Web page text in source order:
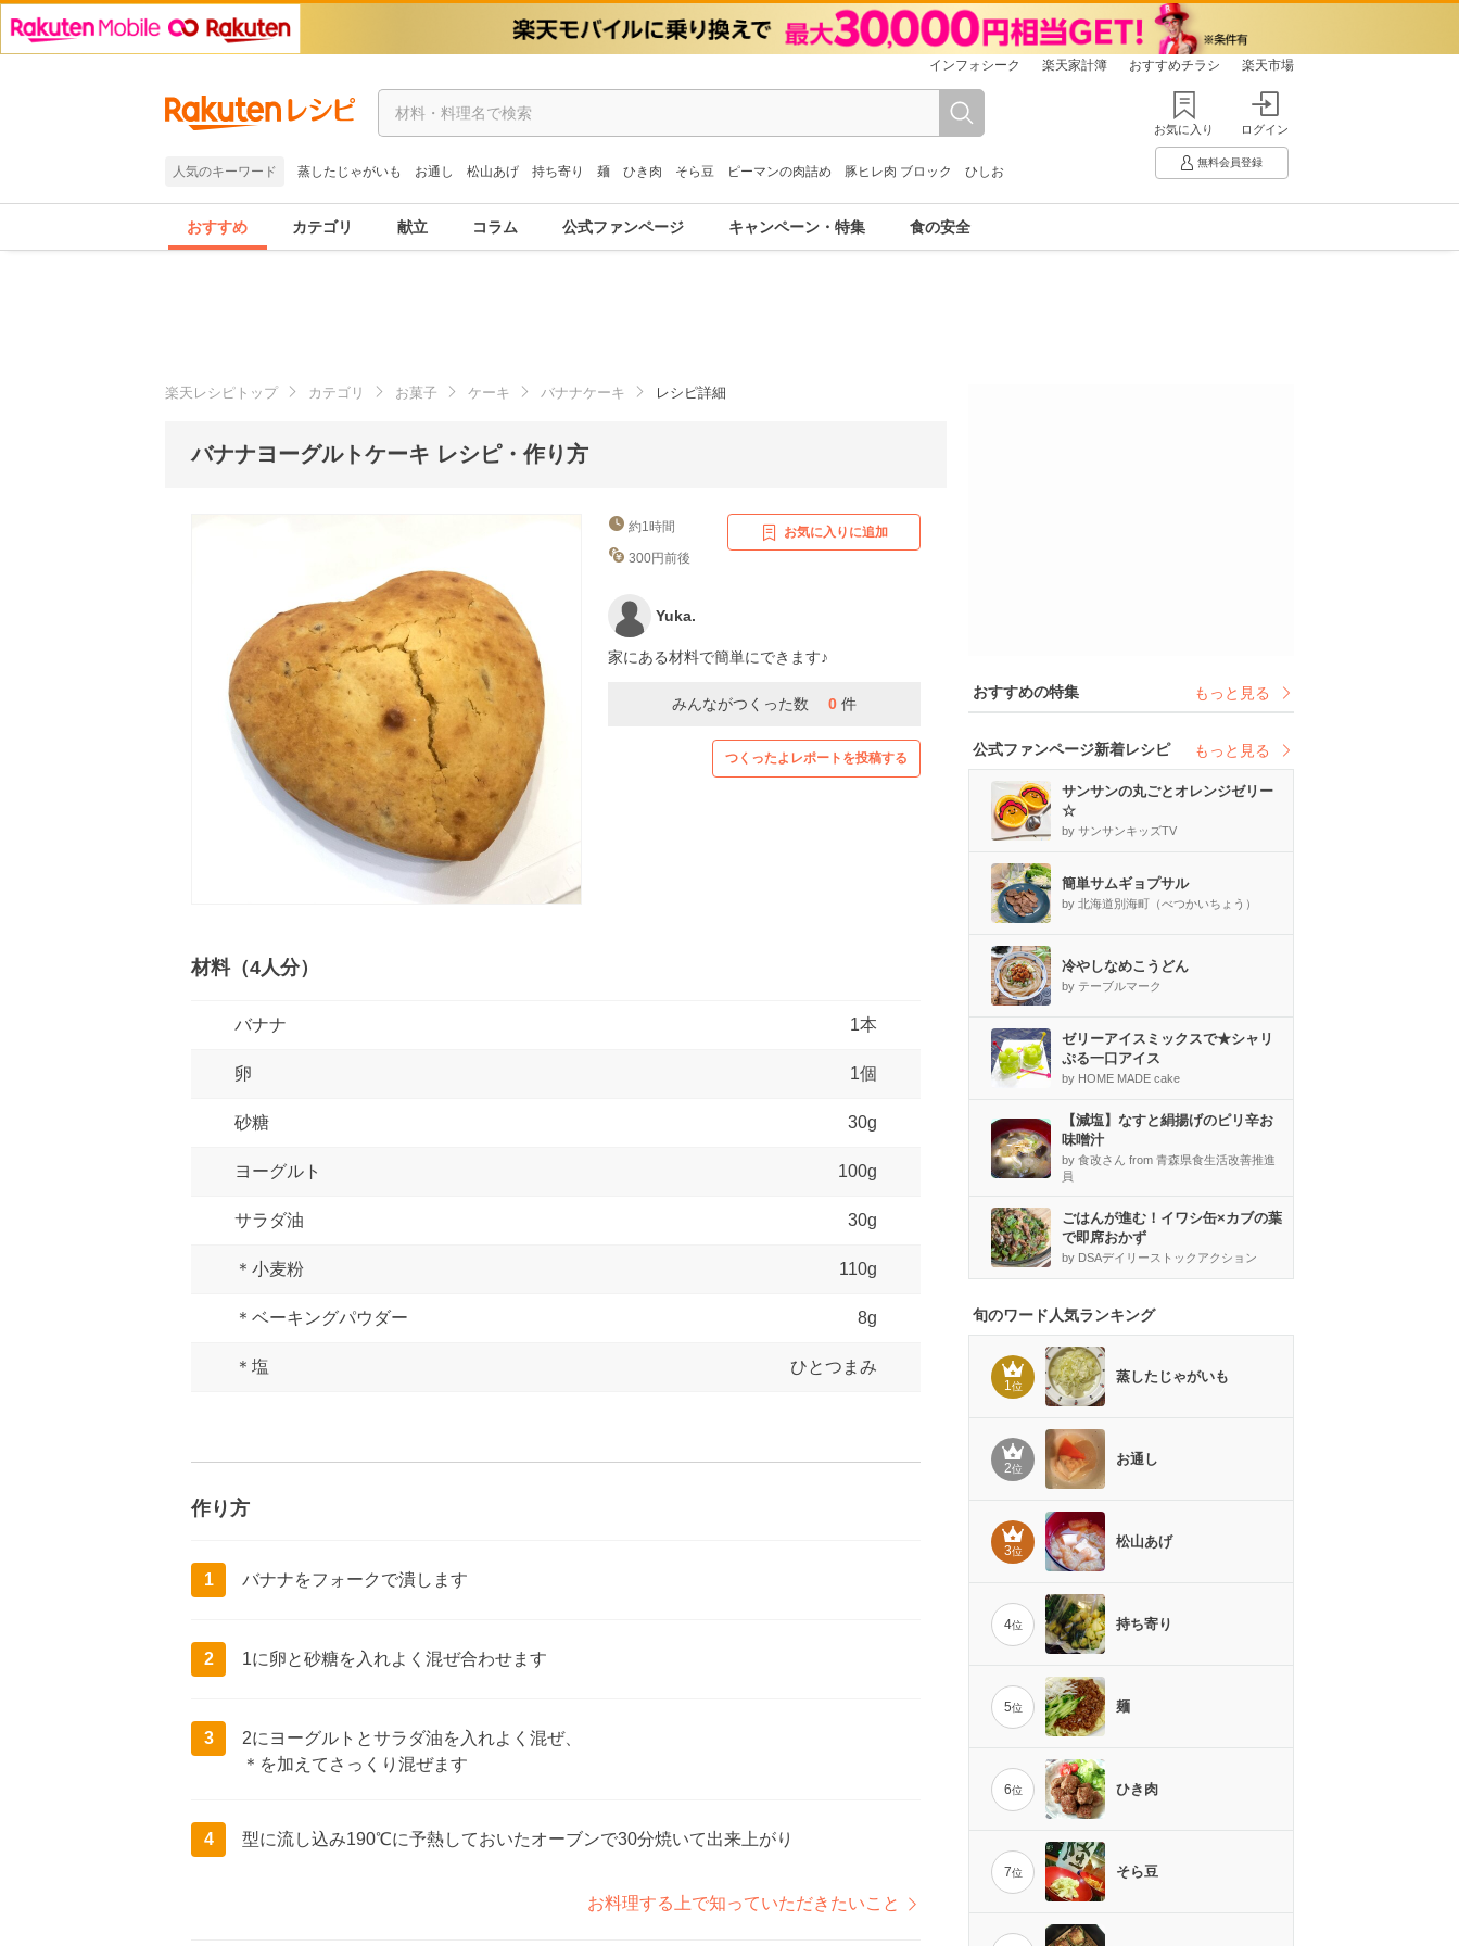
インフォシーク 楽天家計簿 おすすめチラシ 楽天市場
人気のキーワード 蒸したじゃがいも お通し 松山あげ 持ち寄り 麺 ひき肉 そら豆 ピーマンの肉詰め 豚ヒレ肉 ブロック ひしお
お気に入り ログイン
無料会員登録
おすすめ カテゴリ 献立 コラム 公式ファンページ キャンペーン・特集 食の安全
楽天レシピトップ カテゴリ お菓子 ケーキ バナナケーキ レシピ詳細
バナナヨーグルトケーキ レシピ・作り方
約1時間
300円前後
お気に入りに追加
Yuka.
家にある材料で簡単にできます♪
みんながつくった数 0 件
つくったよレポートを投稿する
材料（4人分）
バナナ 1本
卵 1個
砂糖 30g
ヨーグルト 100g
サラダ油 30g
＊小麦粉 110g
＊ベーキングパウダー 8g
＊塩 ひとつまみ
作り方
1 バナナをフォークで潰します
2 1に卵と砂糖を入れよく混ぜ合わせます
3
2にヨーグルトとサラダ油を入れよく混ぜ、
＊を加えてさっくり混ぜます
4 型に流し込み190℃に予熱しておいたオーブンで30分焼いて出来上がり
お料理する上で知っていただきたいこと
おすすめの特集 もっと見る
公式ファンページ新着レシピ もっと見る
サンサンの丸ごとオレンジゼリー
☆
by サンサンキッズTV
簡単サムギョプサル
by 北海道別海町（べつかいちょう）
冷やしなめこうどん
by テーブルマーク
ゼリーアイスミックスで★シャリ
ぷる一口アイス
by HOME MADE cake
【減塩】なすと絹揚げのピリ辛お
味噌汁
by 食改さん from 青森県食生活改善推進
員
ごはんが進む！イワシ缶×カブの葉
で即席おかず
by DSAデイリーストックアクション
旬のワード人気ランキング
1位
蒸したじゃがいも
2位
お通し
3位
松山あげ
4位 持ち寄り
5位 麺
6位 ひき肉
7位 そら豆